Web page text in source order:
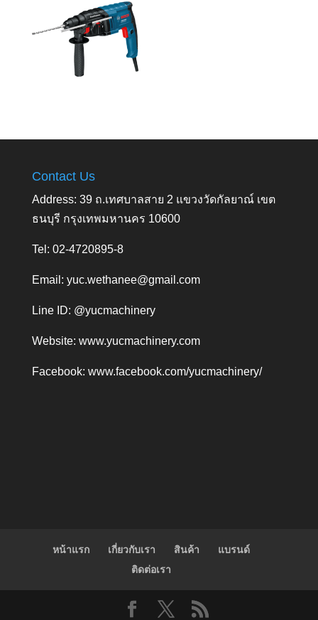
Contact Us
Address: 39 ถ.เทศบาลสาย 2 แขวงวัดกัลยาณ์ เขต
ธนบุรี กรุงเทพมหานคร 10600
Tel: 02-4720895-8
Email: yuc.wethanee@gmail.com
Line ID: @yucmachinery
Website: www.yucmachinery.com
Facebook: www.facebook.com/yucmachinery/
หน้าแรก เกี่ยวกับเรา สินค้า
แบรนด์
ติดต่อเรา